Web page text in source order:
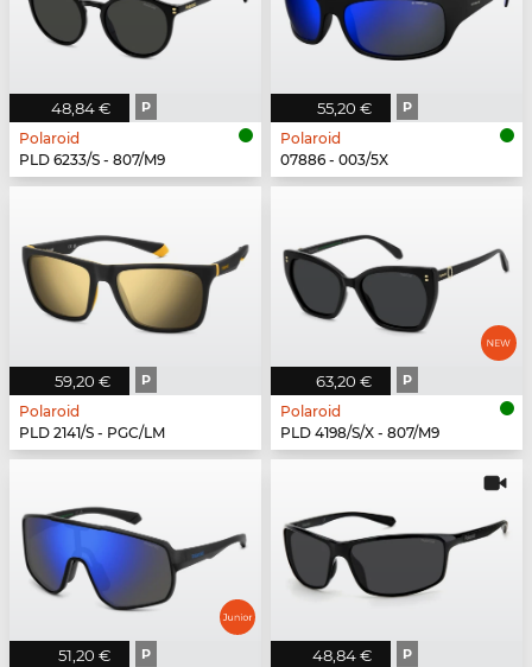
48,84 € P
Polaroid
PLD 6233/S - 807/M9
55,20 € P
Polaroid
07886 - 003/5X
59,20 € P
Polaroid
PLD 2141/S - PGC/LM
63,20 € P
Polaroid
PLD 4198/S/X - 807/M9
51,20 € P 48,84 € P